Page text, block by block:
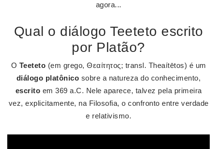
agora...
Qual o diálogo Teeteto escrito
por Platão?
O Teeteto (em grego, Θεαίτητος; transl. Theaítētos) é um
diálogo platônico sobre a natureza do conhecimento,
escrito em 369 a.C. Nele aparece, talvez pela primeira
vez, explicitamente, na Filosofia, o confronto entre verdade
e relativismo.